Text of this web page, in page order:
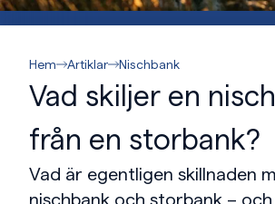
Hem Artiklar Nischbank
Vad skiljer en
från en storbank?
Vad är egentligen skillnaden
nischbank och storbank – och